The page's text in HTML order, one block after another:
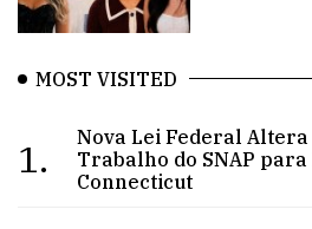
MOST VISITED
1.
Nova Lei Federal Altera
Trabalho do SNAP
Connecticut